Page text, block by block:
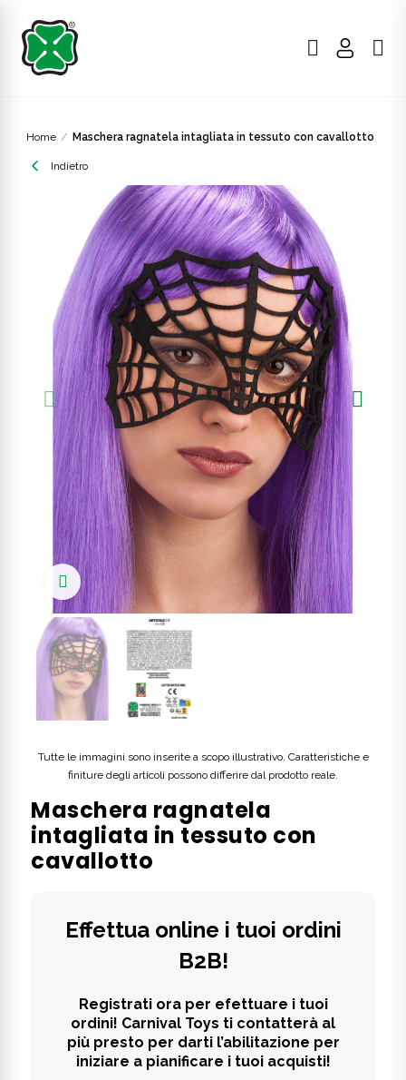
Home Maschera ragnatela intagliata in tessuto con cavallotto
Indietro
Click to enlarge
Tutte le immagini sono inserite a scopo illustrativo. Caratteristiche e
finiture degli articoli possono differire dal prodotto reale.
Maschera ragnatela
intagliata in tessuto con
cavallotto
Effettua online i tuoi ordini
B2B!
Registrati ora per efettuare i tuoi
ordini! Carnival Toys ti contatterà al
più presto per darti l’abilitazione per
iniziare a pianificare i tuoi acquisti!